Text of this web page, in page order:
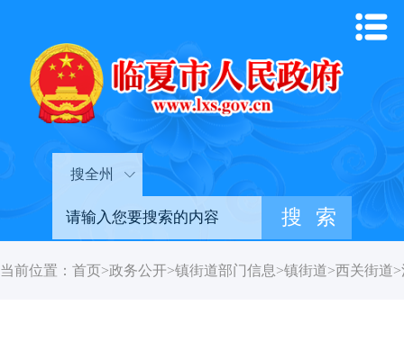
搜全州
当前位置： 首页>政务公开>镇街道部门信息>镇街道>西关街道>